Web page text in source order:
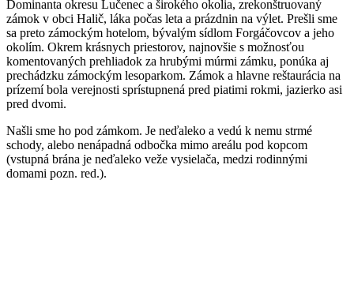
Dominanta okresu Lučenec a širokého okolia, zrekonštruovaný
zámok v obci Halič, láka počas leta a prázdnin na výlet. Prešli sme
sa preto zámockým hotelom, bývalým sídlom Forgáčovcov a jeho
okolím. Okrem krásnych priestorov, najnovšie s možnosťou
komentovaných prehliadok za hrubými múrmi zámku, ponúka aj
prechádzku zámockým lesoparkom. Zámok a hlavne reštaurácia na
prízemí bola verejnosti sprístupnená pred piatimi rokmi, jazierko asi
pred dvomi.
Našli sme ho pod zámkom. Je neďaleko a vedú k nemu strmé
schody, alebo nenápadná odbočka mimo areálu pod kopcom
(vstupná brána je neďaleko veže vysielača, medzi rodinnými
domami pozn. red.).